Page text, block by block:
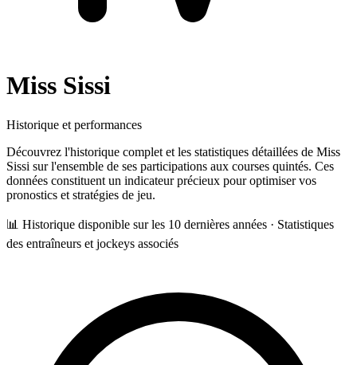
Miss Sissi
Historique et performances
Découvrez l'historique complet et les statistiques détaillées de Miss
Sissi sur l'ensemble de ses participations aux courses quintés. Ces
données constituent un indicateur précieux pour optimiser vos
pronostics et stratégies de jeu.
📊 Historique disponible sur les 10 dernières années · Statistiques
des entraîneurs et jockeys associés